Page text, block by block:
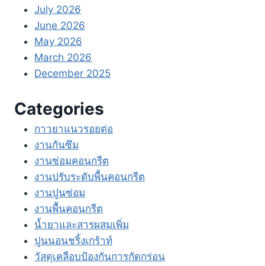
July 2026
June 2026
May 2026
March 2026
December 2025
Categories
กาวยาแนวรอยต่อ
งานกันซึม
งานซ่อมคอนกรีต
งานปรับระดับพื้นคอนกรีต
งานปูนซ่อม
งานพื้นคอนกรีต
น้ำยาและสารผสมเพิ่ม
ปูนนอนชริ้งเกร้าท์
วัสดุเคลือบป้องกันการกัดกร่อน